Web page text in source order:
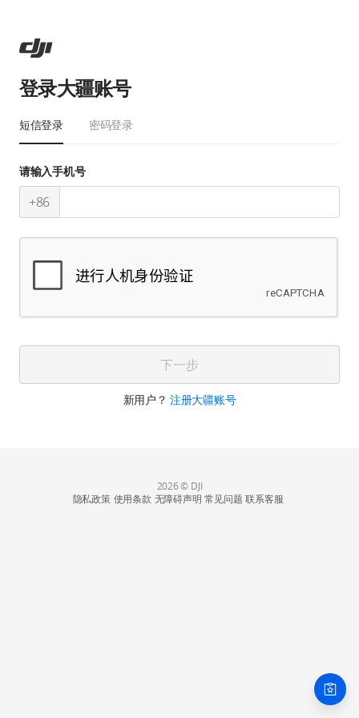
登录大疆账号
短信登录 密码登录
请输入手机号
+86
下一步
新用户？注册大疆账号
2026 © DJI
隐私政策 使用条款 无障碍声明 常见问题 联系客服